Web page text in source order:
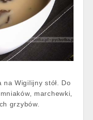
Wigilijny stół. Do
marchewki,
grzybów.